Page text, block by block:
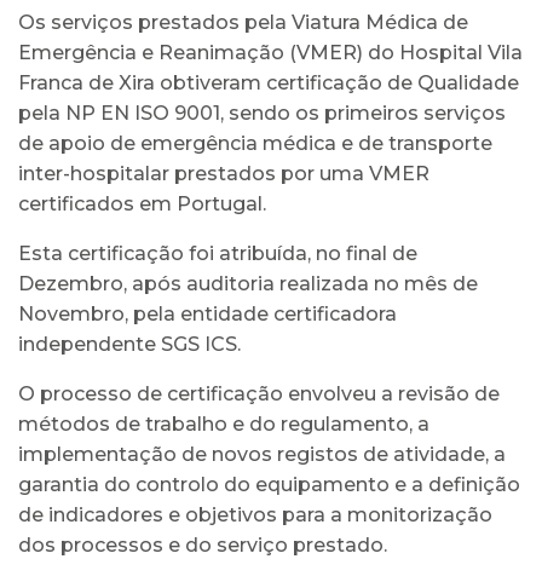
Os serviços prestados pela Viatura Médica de
Emergência e Reanimação (VMER) do Hospital Vila
Franca de Xira obtiveram certificação de Qualidade
pela NP EN ISO 9001, sendo os primeiros serviços
de apoio de emergência médica e de transporte
inter-hospitalar prestados por uma VMER
certificados em Portugal.
Esta certificação foi atribuída, no final de
Dezembro, após auditoria realizada no mês de
Novembro, pela entidade certificadora
independente SGS ICS.
O processo de certificação envolveu a revisão de
métodos de trabalho e do regulamento, a
implementação de novos registos de atividade, a
garantia do controlo do equipamento e a definição
de indicadores e objetivos para a monitorização
dos processos e do serviço prestado.